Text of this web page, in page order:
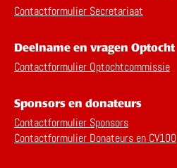
Contactformulier Secretariaat
Deelname en vragen Optocht
Contactformulier Optochtcommissie
Sponsors en donateurs
Contactformulier Sponsors
Contactformulier Donateurs en CV100